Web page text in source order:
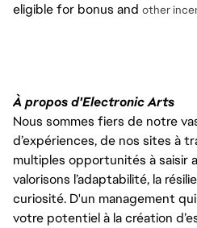
eligible for bonus and other
À propos d'Electronic Arts
Nous sommes fiers de notre
d’expériences, de nos sites à
multiples opportunités à saisir
valorisons l’adaptabilité, la
curiosité. D'un management
votre potentiel à la création